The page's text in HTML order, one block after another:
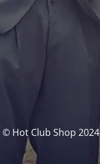
© Hot Club Shop 2024